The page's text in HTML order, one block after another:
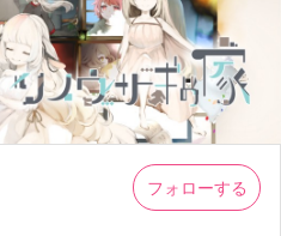
フォローする